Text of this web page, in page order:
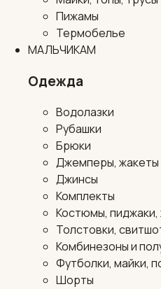
Пижамы
Термобелье
МАЛЬЧИКАМ
Одежда
Водолазки
Рубашки
Брюки
Джемперы, жакеты
Джинсы
Комплекты
Костюмы,
Толстовки,
Комбинезоны и
Футболки, майки,
Шорты